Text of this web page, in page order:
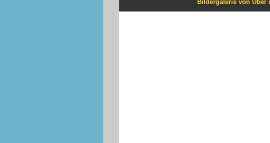
Bildergalerie von Über